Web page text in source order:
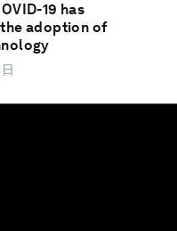
19 has
adoption of